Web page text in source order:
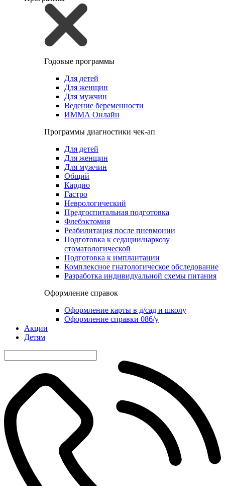
Годовые программы
Для детей
Для женщин
Для мужчин
Ведение беременности
ИММА Онлайн
Программы диагностики чек-ап
Для детей
Для женщин
Для мужчин
Общий
Кардио
Гастро
Неврологический
Предгоспитальная подготовка
Флебэктомия
Реабилитация после пневмонии
Подготовка к седации/наркозу
стоматологической
Подготовка к имплантации
Комплексное гнатологическое обследование
Разработка индивидуальной схемы питания
Оформление справок
Оформление карты в д/сад и школу
Оформление справки 086/у
Акции
Детям